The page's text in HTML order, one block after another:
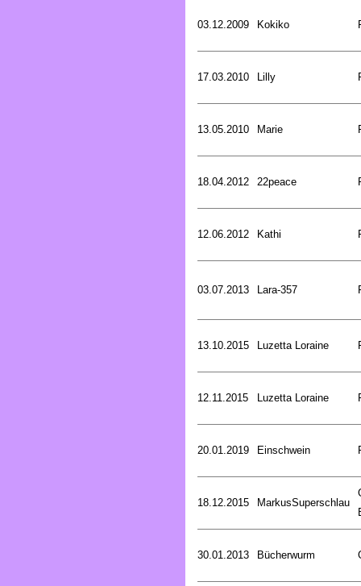
03.12.2009 Kokiko
17.03.2010 Lilly
13.05.2010 Marie
18.04.2012 22peace
12.06.2012 Kathi
03.07.2013 Lara-357
13.10.2015 Luzetta Loraine
12.11.2015 Luzetta Loraine
20.01.2019 Einschwein
18.12.2015 MarkusSuperschlau
30.01.2013 Bücherwurm